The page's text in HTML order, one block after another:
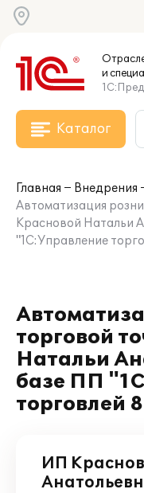
и
Каталог
Главная
Внедрения
Автоматизация
Красновой Натальи
"1С:Управление
торговой
Натальи
базе ПП
торговлей
ИП